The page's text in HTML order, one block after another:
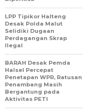
LPP Tipikor Halteng
Desak Polda Malut
Selidiki Dugaan
Perdagangan Skrap
Ilegal
BARAH Desak Pemda
Halsel Percepat
Penetapan WPR, Ratusan
Penambang Masih
Bergantung pada
Aktivitas PETI